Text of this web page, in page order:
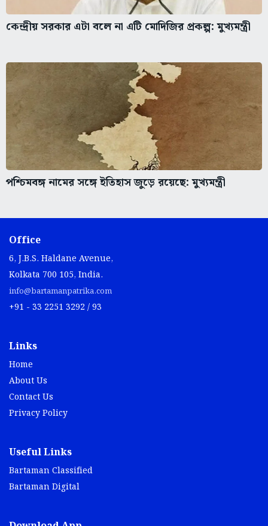
কেন্দ্রীয় সরকার এটা বলে না এটি মোদিজির প্রকল্প: মুখ্যমন্ত্রী
পশ্চিমবঙ্গ নামের সঙ্গে ইতিহাস জুড়ে রয়েছে: মুখ্যমন্ত্রী
Office
6, J.B.S. Haldane Avenue,
Kolkata 700 105, India.
info@bartamanpatrika.com
+91 - 33 2251 3292 / 93
Links
Home
About Us
Contact Us
Privacy Policy
Useful Links
Bartaman Classified
Bartaman Digital